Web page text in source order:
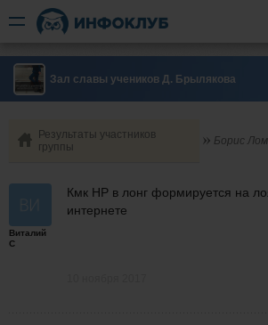
Зал славы учеников Д. Брылякова
Результаты участников
группы
Борис
Виталий
С
Кмк НР в лонг формируется на
интернете